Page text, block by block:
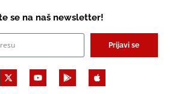
se na naš newsletter!
Prijavi se